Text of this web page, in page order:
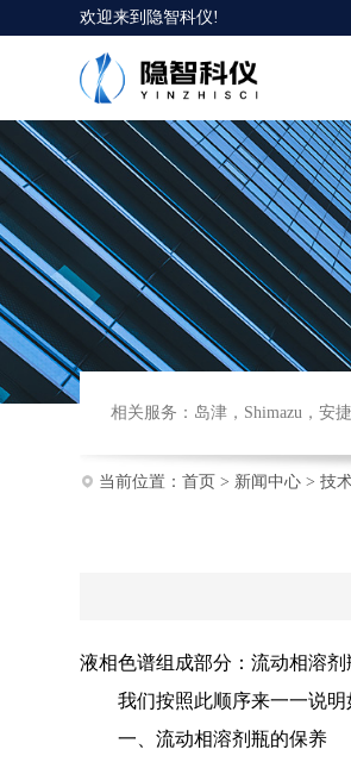
欢迎来到 隐智科仪!
相关服务： 岛津 ， Shimazu ，安
当前位置： 首页 > 新闻中心> 技
液相色谱组成部分：流动相溶
我们按照此顺序来一一说明
一、流动相溶剂瓶的保养